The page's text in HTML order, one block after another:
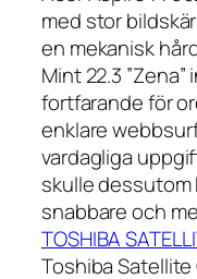
med stor
en mekanisk
Mint 22.3
fortfarande för
enklare
vardagliga
skulle dessutom
snabbare och
TOSHIBA
Toshiba Satellite